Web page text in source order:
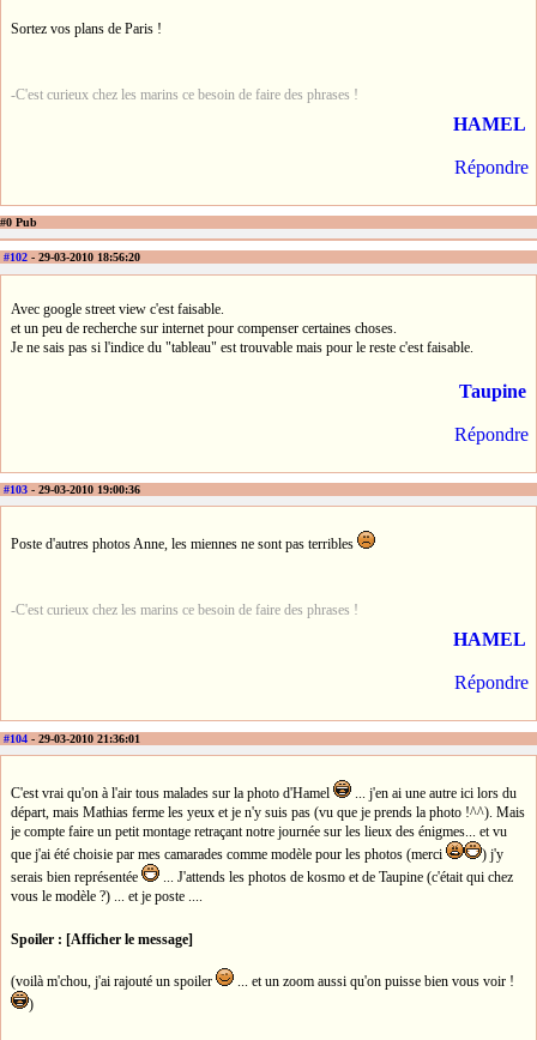
Sortez vos plans de Paris !
-C'est curieux chez les marins ce besoin de faire des phrases !
HAMEL
Répondre
#0 Pub
#102 - 29-03-2010 18:56:20
Avec google street view c'est faisable.
et un peu de recherche sur internet pour compenser certaines choses.
Je ne sais pas si l'indice du "tableau" est trouvable mais pour le reste c'est faisable.
Taupine
Répondre
#103 - 29-03-2010 19:00:36
Poste d'autres photos Anne, les miennes ne sont pas terribles
-C'est curieux chez les marins ce besoin de faire des phrases !
HAMEL
Répondre
#104 - 29-03-2010 21:36:01
C'est vrai qu'on à l'air tous malades sur la photo d'Hamel
... j'en ai une autre ici lors du
départ, mais Mathias ferme les yeux et je n'y suis pas (vu que je prends la photo !^^). Mais
je compte faire un petit montage retraçant notre journée sur les lieux des énigmes... et vu
que j'ai été choisie par mes camarades comme modèle pour les photos (merci
) j'y
serais bien représentée
... J'attends les photos de kosmo et de Taupine (c'était qui chez
vous le modèle ?) ... et je poste ....
Spoiler : [Afficher le message]
(voilà m'chou, j'ai rajouté un spoiler
... et un zoom aussi qu'on puisse bien vous voir !
)